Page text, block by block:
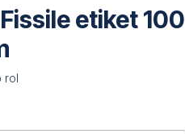
etiket 100
rol